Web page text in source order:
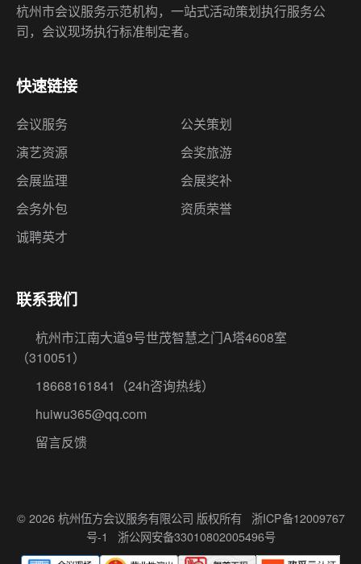
杭州市会议服务示范机构，一站式活动策划执行服务公
司，会议现场执行标准制定者。
快速链接
会议服务
公关策划
演艺资源
会奖旅游
会展监理
会展奖补
会务外包
资质荣誉
诚聘英才
联系我们
杭州市江南大道9号世茂智慧之门A塔4608室
（310051）
18668161841
（24h咨询热线）
huiwu365@qq.com
留言反馈
© 2026 杭州伍方会议服务有限公司 版权所有 浙ICP备12009767
号-1
浙公网安备33010802005496号